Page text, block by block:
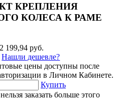
КРЕПЛЕНИЯ
КОЛЕСА К РАМЕ
2 199,94руб.
Нашли дешевле?
цены доступны после
в Личном Кабинете.
Купить
заказать больше этого